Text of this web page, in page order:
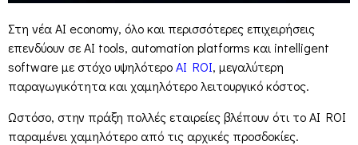
Στη νέα AI economy, όλο και περισσότερες επιχειρήσεις
επενδύουν σε AI tools, automation platforms και intelligent
software με στόχο υψηλότεροAI ROI, μεγαλύτερη
παραγωγικότητα και χαμηλότερο λειτουργικό κόστος.
Ωστόσο, στην πράξη πολλές εταιρείες βλέπουν ότι το AI ROI
παραμένει χαμηλότερο από τις αρχικές προσδοκίες.